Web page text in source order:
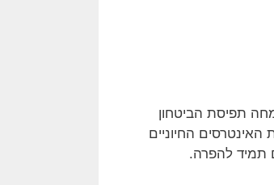
תפיסת הביטחון
החיוניים
תמיד להפרה.